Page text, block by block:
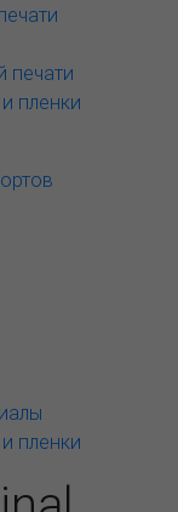
печати
пленки
пленки